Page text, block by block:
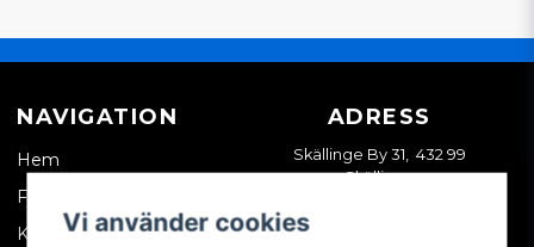
NAVIGATION
Hem
Företagskund
Kontakta oss
ADRESS
Skällinge By 31, 432 99
Skällinge
Vi använder cookies